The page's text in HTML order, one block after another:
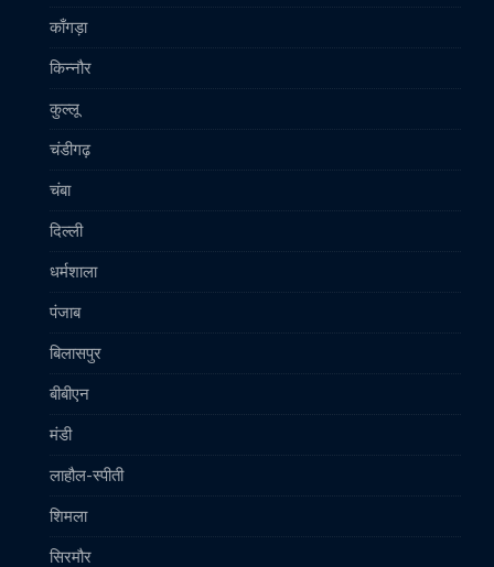
काँगड़ा
किन्नौर
कुल्लू
चंडीगढ़
चंबा
दिल्ली
धर्मशाला
पंजाब
बिलासपुर
बीबीएन
मंडी
लाहौल-स्पीती
शिमला
सिरमौर